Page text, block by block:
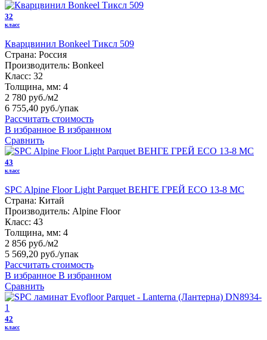
32
класс
Кварцвинил Bonkeel Тиксл 509
Страна: Россия
Производитель: Bonkeel
Класс: 32
Толщина, мм: 4
2 780 руб./м2
6 755,40 руб./упак
Рассчитать стоимость
В избранное В избранном
Сравнить
43
класс
SPC Alpine Floor Light Parquet ВЕНГЕ ГРЕЙ ЕСО 13-8 MC
Страна: Китай
Производитель: Alpine Floor
Класс: 43
Толщина, мм: 4
2 856 руб./м2
5 569,20 руб./упак
Рассчитать стоимость
В избранное В избранном
Сравнить
42
класс